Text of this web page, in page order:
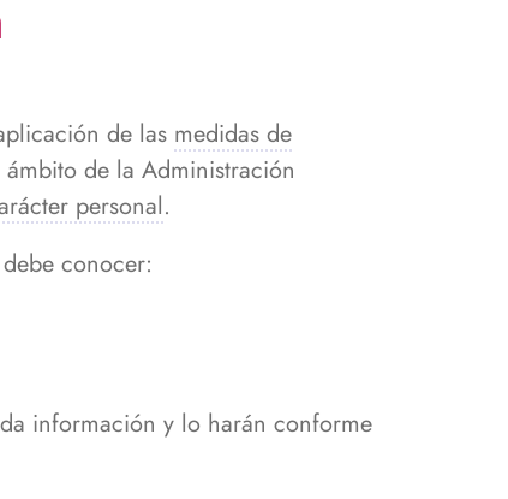
de las medidas de
de la Administración
personal.
conocer:
información y lo harán conforme